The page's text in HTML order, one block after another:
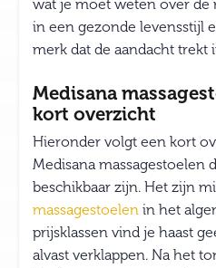
wat je moet weten over de
in een gezonde levensstijl
merk dat de aandacht trekt
Medisana
kort overzicht
Hieronder volgt een kort
Medisana massagestoelen
beschikbaar zijn. Het zijn
massagestoelen in het
prijsklassen vind je haast
alvast verklappen. Na het